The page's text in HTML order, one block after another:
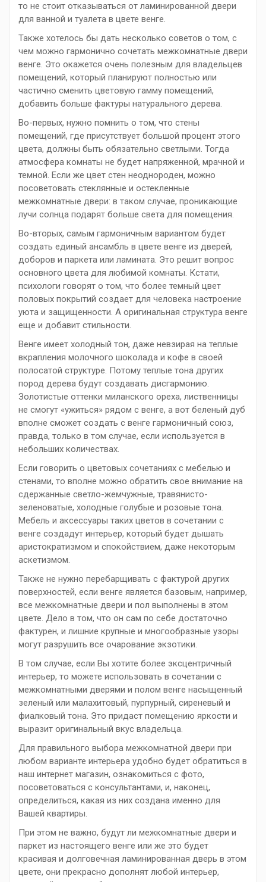
то не стоит отказываться от ламинированной двери
для ванной и туалета в цвете венге.
Также хотелось бы дать несколько советов о том, с
чем можно гармонично сочетать межкомнатные двери
венге. Это окажется очень полезным для владельцев
помещений, который планируют полностью или
частично сменить цветовую гамму помещений,
добавить больше фактуры натурального дерева.
Во-первых, нужно помнить о том, что стены
помещений, где присутствует большой процент этого
цвета, должны быть обязательно светлыми. Тогда
атмосфера комнаты не будет напряженной, мрачной и
темной. Если же цвет стен неоднороден, можно
посоветовать стеклянные и остекленные
межкомнатные двери: в таком случае, проникающие
лучи солнца подарят больше света для помещения.
Во-вторых, самым гармоничным вариантом будет
создать единый ансамбль в цвете венге из дверей,
доборов и паркета или ламината. Это решит вопрос
основного цвета для любимой комнаты. Кстати,
психологи говорят о том, что более темный цвет
половых покрытий создает для человека настроение
уюта и защищенности. А оригинальная структура венге
еще и добавит стильности.
Венге имеет холодный тон, даже невзирая на теплые
вкрапления молочного шоколада и кофе в своей
полосатой структуре. Потому теплые тона других
пород дерева будут создавать дисгармонию.
Золотистые оттенки миланского ореха, лиственницы
не смогут «ужиться» рядом с венге, а вот беленый дуб
вполне сможет создать с венге гармоничный союз,
правда, только в том случае, если используется в
небольших количествах.
Если говорить о цветовых сочетаниях с мебелью и
стенами, то вполне можно обратить свое внимание на
сдержанные светло-жемчужные, травянисто-
зеленоватые, холодные голубые и розовые тона.
Мебель и аксессуары таких цветов в сочетании с
венге создадут интерьер, который будет дышать
аристократизмом и спокойствием, даже некоторым
аскетизмом.
Также не нужно перебарщивать с фактурой других
поверхностей, если венге является базовым, например,
все межкомнатные двери и пол выполнены в этом
цвете. Дело в том, что он сам по себе достаточно
фактурен, и лишние крупные и многообразные узоры
могут разрушить все очарование экзотики.
В том случае, если Вы хотите более эксцентричный
интерьер, то можете использовать в сочетании с
межкомнатными дверями и полом венге насыщенный
зеленый или малахитовый, пурпурный, сиреневый и
фиалковый тона. Это придаст помещению яркости и
выразит оригинальный вкус владельца.
Для правильного выбора межкомнатной двери при
любом варианте интерьера удобно будет обратиться в
наш интернет магазин, ознакомиться с фото,
посоветоваться с консультантами, и, наконец,
определиться, какая из них создана именно для
Вашей квартиры.
При этом не важно, будут ли межкомнатные двери и
паркет из настоящего венге или же это будет
красивая и долговечная ламинированная дверь в этом
цвете, они прекрасно дополнят любой интерьер,